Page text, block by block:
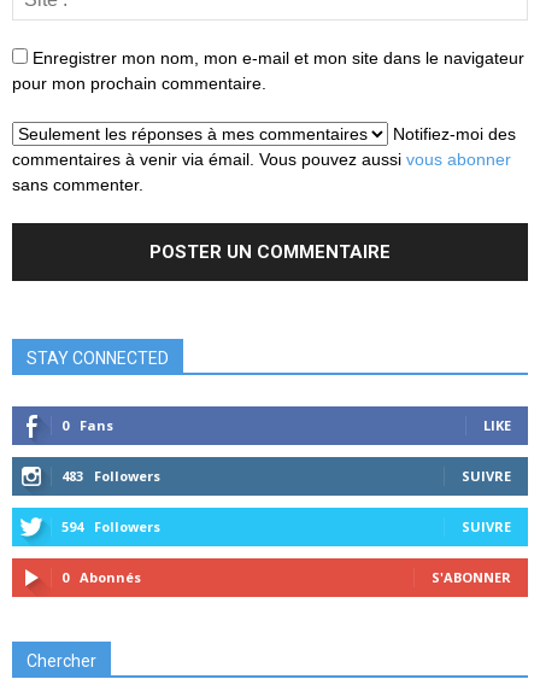
Enregistrer mon nom, mon e-mail et mon site dans le navigateur
pour mon prochain commentaire.
Notifiez-moi des
commentaires à venir via émail. Vous pouvez aussi vous abonner
sans commenter.
STAY CONNECTED
0 Fans LIKE
483 Followers SUIVRE
594 Followers SUIVRE
0 Abonnés S'ABONNER
Chercher